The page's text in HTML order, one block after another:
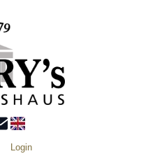
Login